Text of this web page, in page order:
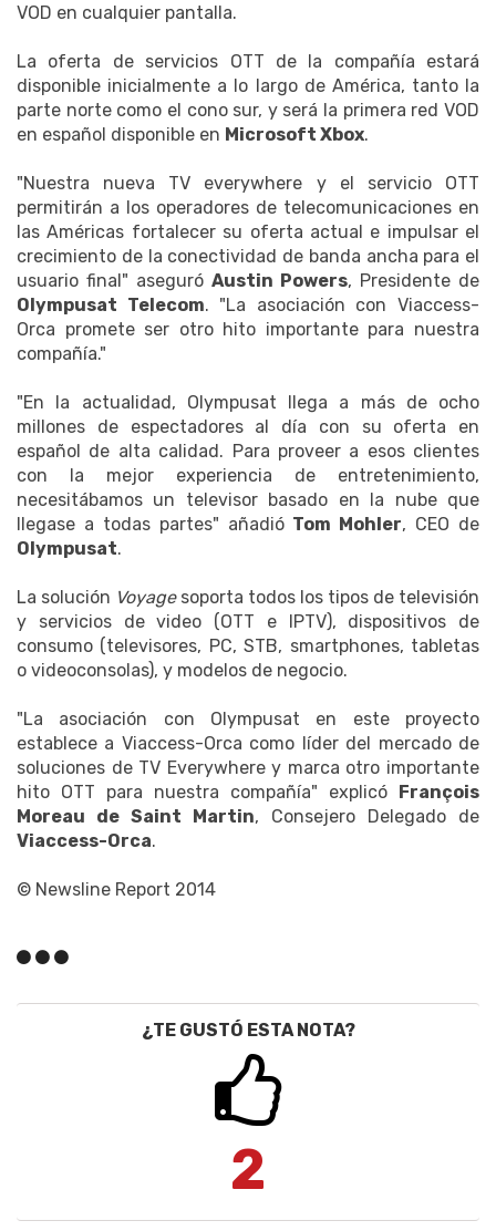
VOD en cualquier pantalla.
La oferta de servicios OTT de la compañía estará
disponible inicialmente a lo largo de América, tanto la
parte norte como el cono sur, y será la primera red VOD
en español disponible en Microsoft Xbox.
"Nuestra nueva TV everywhere y el servicio OTT
permitirán a los operadores de telecomunicaciones en
las Américas fortalecer su oferta actual e impulsar el
crecimiento de la conectividad de banda ancha para el
usuario final" aseguró Austin Powers, Presidente de
Olympusat Telecom. "La asociación con Viaccess-
Orca promete ser otro hito importante para nuestra
compañía."
"En la actualidad, Olympusat llega a más de ocho
millones de espectadores al día con su oferta en
español de alta calidad. Para proveer a esos clientes
con la mejor experiencia de entretenimiento,
necesitábamos un televisor basado en la nube que
llegase a todas partes" añadió Tom Mohler, CEO de
Olympusat.
La solución Voyage soporta todos los tipos de televisión
y servicios de video (OTT e IPTV), dispositivos de
consumo (televisores, PC, STB, smartphones, tabletas
o videoconsolas), y modelos de negocio.
"La asociación con Olympusat en este proyecto
establece a Viaccess-Orca como líder del mercado de
soluciones de TV Everywhere y marca otro importante
hito OTT para nuestra compañía" explicó François
Moreau de Saint Martin, Consejero Delegado de
Viaccess-Orca.
© Newsline Report 2014
¿TE GUSTÓ ESTA NOTA?
2